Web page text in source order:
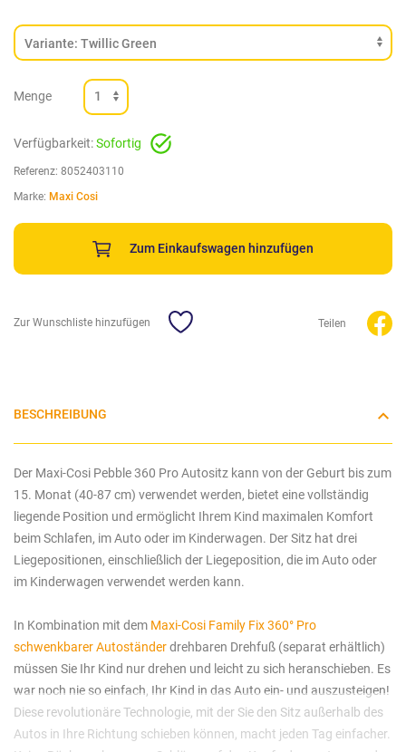
Menge
Verfügbarkeit:Sofortig
Referenz: 8052403110
Marke: Maxi Cosi
Zum Einkaufswagen hinzufügen
Zur Wunschliste hinzufügen Teilen
BESCHREIBUNG
Der Maxi-Cosi Pebble 360 Pro Autositz kann von der Geburt bis zum
15. Monat (40-87 cm) verwendet werden, bietet eine vollständig
liegende Position und ermöglicht Ihrem Kind maximalen Komfort
beim Schlafen, im Auto oder im Kinderwagen. Der Sitz hat drei
Liegepositionen, einschließlich der Liegeposition, die im Auto oder
im Kinderwagen verwendet werden kann.
In Kombination mit dem Maxi-Cosi Family Fix 360° Pro
schwenkbarer Autoständerdrehbaren Drehfuß (separat erhältlich)
müssen Sie Ihr Kind nur drehen und leicht zu sich heranschieben. Es
war noch nie so einfach, Ihr Kind in das Auto ein- und auszusteigen!
Diese revolutionäre Technologie, mit der Sie den Sitz außerhalb des
Autos in Ihre Richtung schieben können, macht jeden Tag einfacher.